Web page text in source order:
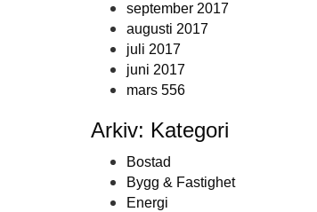
september 2017
augusti 2017
juli 2017
juni 2017
mars 556
Arkiv: Kategori
Bostad
Bygg & Fastighet
Energi